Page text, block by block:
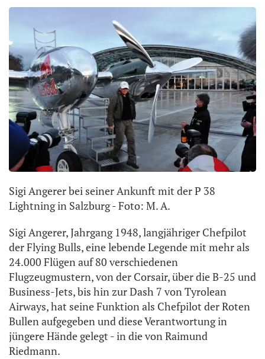
Sigi Angerer bei seiner Ankunft mit der P 38
Lightning in Salzburg - Foto: M. A.
Sigi Angerer, Jahrgang 1948, langjähriger Chefpilot
der Flying Bulls, eine lebende Legende mit mehr als
24.000 Flügen auf 80 verschiedenen
Flugzeugmustern, von der Corsair, über die B-25 und
Business-Jets, bis hin zur Dash 7 von Tyrolean
Airways, hat seine Funktion als Chefpilot der Roten
Bullen aufgegeben und diese Verantwortung in
jüngere Hände gelegt - in die von Raimund
Riedmann.